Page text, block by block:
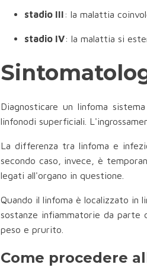
stadio III: la malattia
stadio IV: la malattia si
Diagnosticare un linfoma
linfonodi superficiali.
La differenza tra linfoma e
secondo caso, invece, è
legati all'organo in questione.
Quando il linfoma è localizzato in
sostanze infiammatorie da parte
peso e prurito.
Come procedere